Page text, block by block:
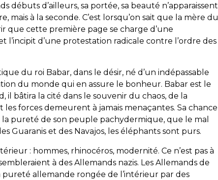
débuts d’ailleurs, sa portée, sa beauté n’apparaissent
mais à la seconde. C’est lorsqu’on sait que la mère du
que cette première page se charge d’une
l’incipit d’une protestation radicale contre l’ordre des
du roi Babar, dans le désir, né d’un indépassable
du monde qui en assure le bonheur. Babar est le
il bâtira la cité dans le souvenir du chaos, de la
forces demeurent à jamais menaçantes. Sa chance
la pureté de son peuple pachydermique, que le mal
Guaranis et des Navajos, les éléphants sont purs.
: hommes, rhinocéros, modernité. Ce n’est pas à
à des Allemands nazis. Les Allemands de
allemande rongée de l’intérieur par des